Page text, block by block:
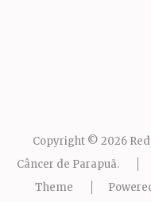
Copyright © 2026
Câncer de Parapuã.
Theme